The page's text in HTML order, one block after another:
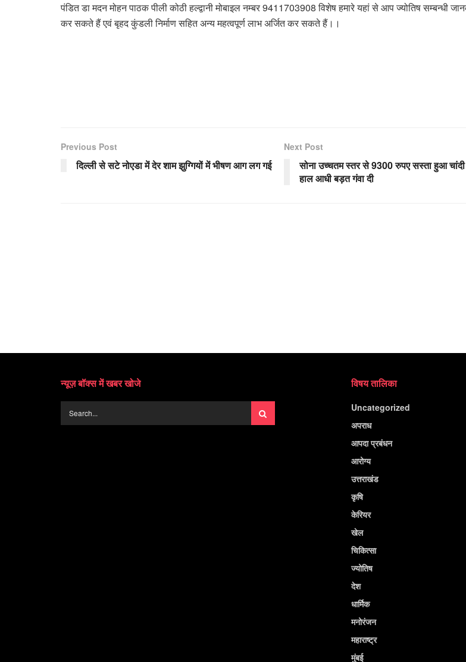
पंडित डा मदन मोहन पाठक पीली कोठी हल्द्वानी मोबाइल नम्बर 9411703908 विशेष हमारे यहां से आप ज्योतिष सम्बन्धी
कर सकते हैं एवं बृहद कुंडली निर्माण सहित अन्य महत्वपूर्ण लाभ अर्जित कर सकते हैं।।
Previous Post
दिल्ली से सटे नोएडा में देर शाम झुग्गियों में भीषण आग लग गई
Next Post
सोना उच्चतम स्तर से 9300 रुपए सस्ता हुआ चांदी
हाल आधी बड़त गंवा दी
न्यूज़ बॉक्स में खबर खोजे विषय तालिका
Uncategorized
अपराध
आपदा प्रबंधन
आरोग्य
उत्तराखंड
कृषि
केरियर
खेल
चिकित्सा
ज्योतिष
देश
धार्मिक
मनोरंजन
महाराष्ट्र
मुंबई